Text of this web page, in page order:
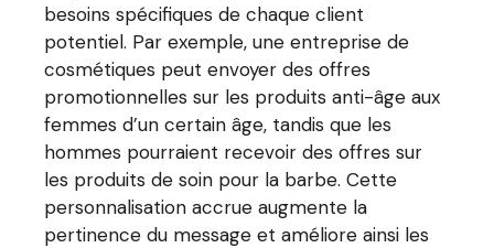
besoins spécifiques de chaque client
potentiel. Par exemple, une entreprise de
cosmétiques peut envoyer des offres
promotionnelles sur les produits anti-âge aux
femmes d’un certain âge, tandis que les
hommes pourraient recevoir des offres sur
les produits de soin pour la barbe. Cette
personnalisation accrue augmente la
pertinence du message et améliore ainsi les